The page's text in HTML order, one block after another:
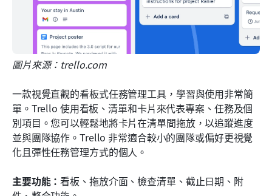
圖片來源：trello.com
一款視覺直觀的看板式任務管理工具，學習與使用非常簡
單。Trello 使用看板、清單和卡片來代表專案、任務及個
別項目。您可以輕鬆地將卡片在清單間拖放，以追蹤進度
並與團隊協作。Trello 非常適合較小的團隊或偏好更視覺
化且彈性任務管理方式的個人。
主要功能：看板、拖放介面、檢查清單、截止日期、附